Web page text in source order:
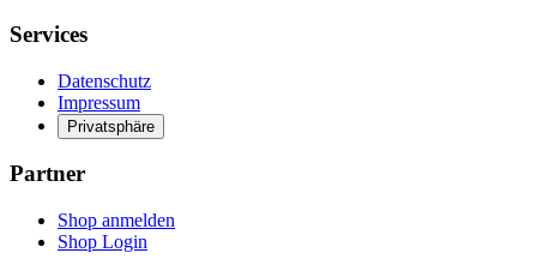
Services
Datenschutz
Impressum
Privatsphäre
Partner
Shop anmelden
Shop Login